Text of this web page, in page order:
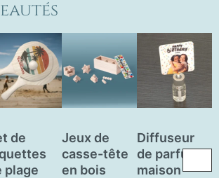
de
plage
Jeux de
casse-tête
en bois
Diffuseur
de parfum
maison